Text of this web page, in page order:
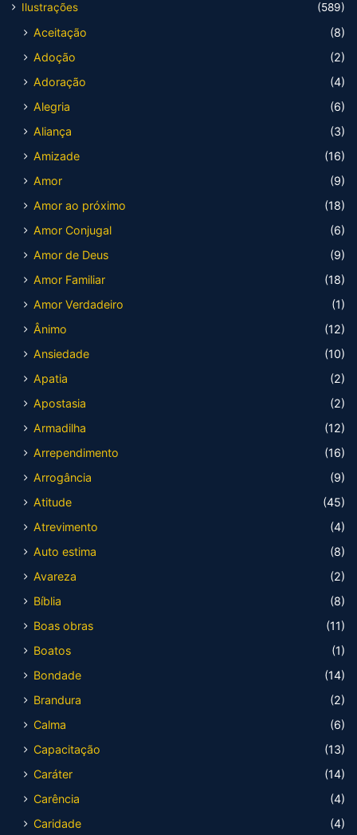
Ilustrações
(589)
Aceitação
(8)
Adoção
(2)
Adoração
(4)
Alegria
(6)
Aliança
(3)
Amizade
(16)
Amor
(9)
Amor ao próximo
(18)
Amor Conjugal
(6)
Amor de Deus
(9)
Amor Familiar
(18)
Amor Verdadeiro
(1)
Ânimo
(12)
Ansiedade
(10)
Apatia
(2)
Apostasia
(2)
Armadilha
(12)
Arrependimento
(16)
Arrogância
(9)
Atitude
(45)
Atrevimento
(4)
Auto estima
(8)
Avareza
(2)
Bíblia
(8)
Boas obras
(11)
Boatos
(1)
Bondade
(14)
Brandura
(2)
Calma
(6)
Capacitação
(13)
Caráter
(14)
Carência
(4)
Caridade
(4)